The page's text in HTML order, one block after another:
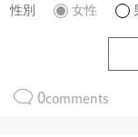
性別 女性
0comments